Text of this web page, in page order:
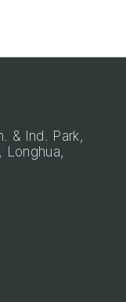
& Ind. Park,
Longhua,